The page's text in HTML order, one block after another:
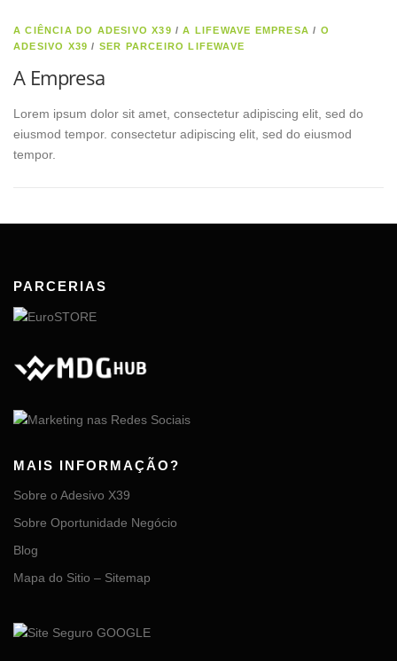
A CIÊNCIA DO ADESIVO X39 /A LIFEWAVE EMPRESA / O
ADESIVO X39 / SER PARCEIRO LIFEWAVE
A Empresa
Lorem ipsum dolor sit amet, consectetur adipiscing elit, sed do
eiusmod tempor. consectetur adipiscing elit, sed do eiusmod
tempor.
PARCERIAS
MAIS INFORMAÇÃO?
Sobre o Adesivo X39
Sobre Oportunidade Negócio
Blog
Mapa do Sitio – Sitemap